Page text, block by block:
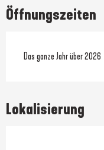
Öffnungszeiten
Das ganze Jahr über 2026
Lokalisierung